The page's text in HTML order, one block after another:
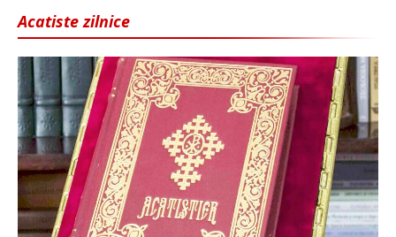
Acatiste zilnice